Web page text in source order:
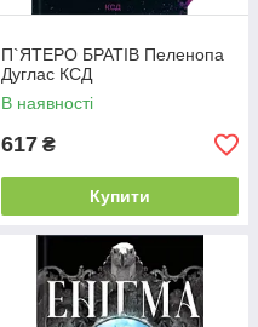
П`ЯТЕРО БРАТІВ Пеленопа
Дуглас КСД
В наявності
617 ₴
Купити